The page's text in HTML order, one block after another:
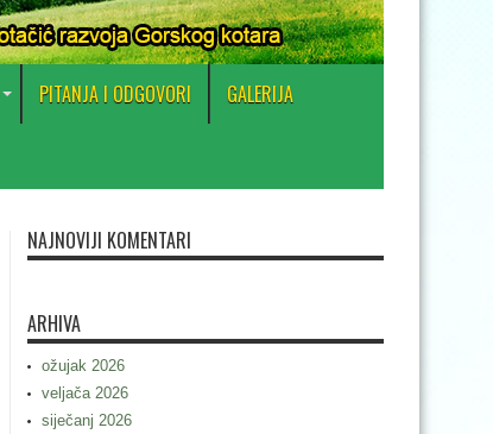
PITANJA I ODGOVORI GALERIJA
NAJNOVIJI KOMENTARI
ARHIVA
ožujak 2026
veljača 2026
siječanj 2026